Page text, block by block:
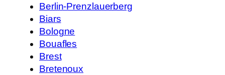
Berlin-Prenzlauerberg
Biars
Bologne
Bouafles
Brest
Bretenoux